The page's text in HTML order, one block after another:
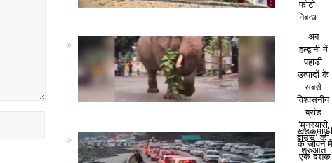
फोटो
निबन्ध
अब
हल्द्वानी में
पहाड़ी
उत्पादों के
सबसे
विश्वसनीय
ब्रांड
‘मुनस्यारी
हाउस’ की
शुरुआत
के जीवन में
एक दशक